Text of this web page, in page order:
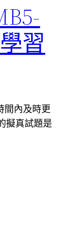
習
間內及時更
擬真試題是